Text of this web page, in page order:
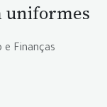
uniformes
e Finanças